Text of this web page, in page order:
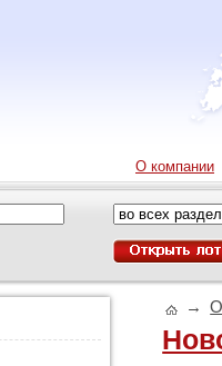
О компании
→